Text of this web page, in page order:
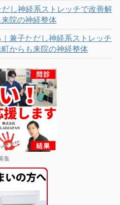
し神経系ストレッチで改善解
院の神経整体
兼子ただし神経系ストレッチ
からも来院の神経整体
集